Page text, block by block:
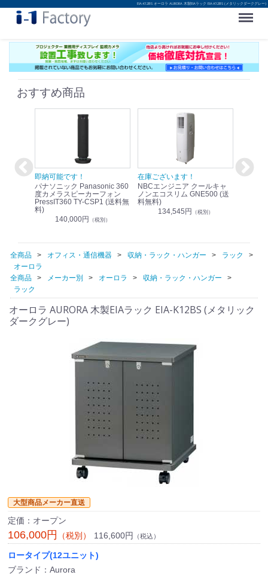
EIA-K12BS オーロラ AURORA 木製EIAラック EIA-K12BS (メタリックダークグレー)
Menu
おすすめ商品
即納可能です！
パナソニック Panasonic 360
度カメラスピーカーフォン
PressIT360 TY-CSP1 (送料無
料)
140,000円 （税別）
在庫ございます！
NBCエンジニア クールキャ
ノンエコスリム GNE500 (送
料無料)
134,545円 （税別）
即納可
全商品 オフィス・通信機器 収納・ラック・ハンガー
ラック
オーロラ
全商品
メーカー別 オーロラ
収納・ラック・ハンガー
ラック
オーロラ AURORA 木製EIAラック EIA-K12BS (メタリック
ダークグレー)
大型商品メーカー直送
定価：オープン
106,000円 （税別） 116,600円 （税込）
ロータイプ(12ユニット)
ブランド：Aurora